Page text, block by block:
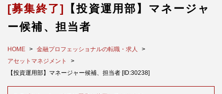
[募集終了]
【投資運用部】マネージャ
ー候補、担当者
HOME
金融プロフェッショナルの転職・求人
アセットマネジメント
【投資運用部】マネージャー候補、担当者 [ID:30238]